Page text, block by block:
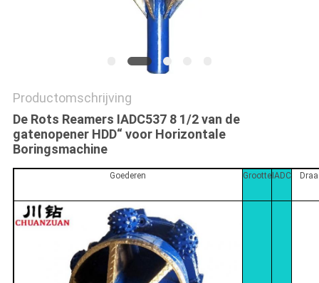
Productomschrijving
De Rots Reamers IADC537 8 1/2 van de
gatenopener HDD“ voor Horizontale
Boringsmachine
Goederen Grootte IADC